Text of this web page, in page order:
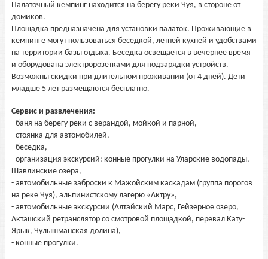
Палаточный кемпинг находится на берегу реки Чуя, в стороне от
домиков.
Площадка предназначена для установки палаток. Проживающие в
кемпинге могут пользоваться беседкой, летней кухней и удобствами
на территории базы отдыха. Беседка освещается в вечернее время
и оборудована электророзетками для подзарядки устройств.
Возможны скидки при длительном проживании (от 4 дней). Дети
младше 5 лет размещаются бесплатно.
Сервис и развлечения:
- баня на берегу реки с верандой, мойкой и парной,
- стоянка для автомобилей,
- беседка,
- организация экскурсий: конные прогулки на Уларские водопады,
Шавлинские озера,
- автомобильные заброски к Мажойским каскадам (группа порогов
на реке Чуя), альпинистскому лагерю «Актру»,
- автомобильные экскурсии (Алтайский Марс, Гейзерное озеро,
Акташский ретранслятор со смотровой площадкой, перевал Кату-
Ярык, Чулышманская долина),
- конные прогулки.